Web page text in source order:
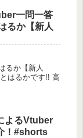
一問一答
るか【新人
るか【新人
よるVtuber
！#shorts